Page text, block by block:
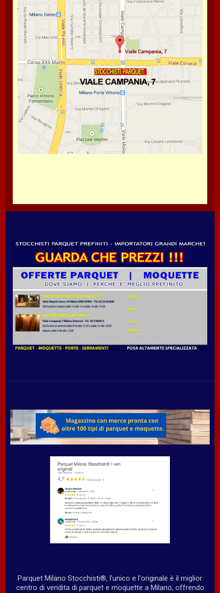
Parquet Milano Stocchisti®, l'unico e l'originale è il miglior
centro di vendita di parquet e moquette a Milano, offrendo